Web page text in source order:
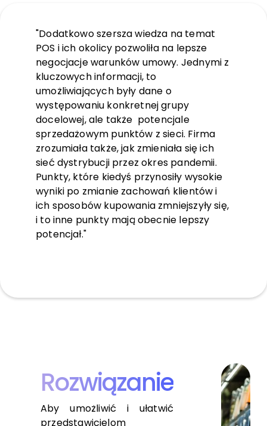
"Dodatkowo szersza wiedza na temat
POS i ich okolicy pozwoliła na lepsze
negocjacje warunków umowy. Jednymi z
kluczowych informacji, to
umożliwiających były dane o
występowaniu konkretnej grupy
docelowej, ale także potencjale
sprzedażowym punktów z sieci. Firma
zrozumiała także, jak zmieniała się ich
sieć dystrybucji przez okres pandemii.
Punkty, które kiedyś przynosiły wysokie
wyniki po zmianie zachowań klientów i
ich sposobów kupowania zmniejszyły się,
i to inne punkty mają obecnie lepszy
potencjał."
Rozwiązanie
Aby umożliwić i ułatwić
przedstawicielom